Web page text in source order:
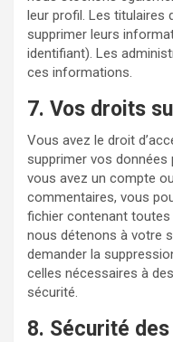
leur profil. Les titulaires
supprimer leurs
identifiant). Les
ces informations.
7. Vos droits
Vous avez le droit
supprimer vos
vous avez un compte
commentaires, vous
fichier contenant toutes
nous détenons à votre
demander la
celles nécessaires à
sécurité.
8. Sécurité